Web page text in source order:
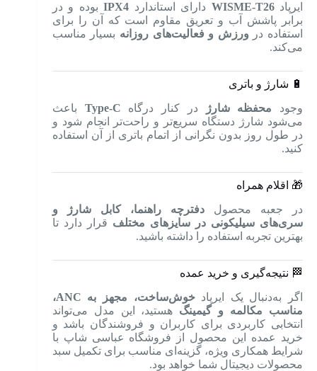
ایرپادWISME-T26 دارای استاندارد IPX4بوده و در
برابر پاشش آب و تعریق مقاوم است که آن را برای
استفاده در ورزش و فعالیت‌های روزانه بسیار مناسب
می‌کند.
🔋 شارژ و باتری
وجود محفظه شارژ در کنار درگاه Type-C باعث
می‌شود شارژ دستگاه سریع‌تر و راحت‌تر انجام شود و
در طول روز بدون نگرانی از اتمام باتری از آن استفاده
کنید.
🎁 اقلام همراه
در جعبه محصولدفترچه راهنما، کابل شارژ و
سری‌های سیلیکونی در سایزهای مختلف قرار دارد تا
بهترین تجربه استفاده را داشته باشید.
🏁 نتیجه‌گیری و خرید عمده
اگر به‌دنبال یک ایرپاد
خوش‌ساخت، مجهز به ANC،
مناسب مکالمه و گیمینگ هستید، این مدل می‌تواند
انتخابی کاربردی برای کاربران و فروشندگان باشد و
خرید عمده این محصول از فروشگاه عباسی شاپ با
شرایط همکاری ویژه، گزینه‌ای مناسب برای تکمیل سبد
محصولات دیجیتال شما خواهد بود.